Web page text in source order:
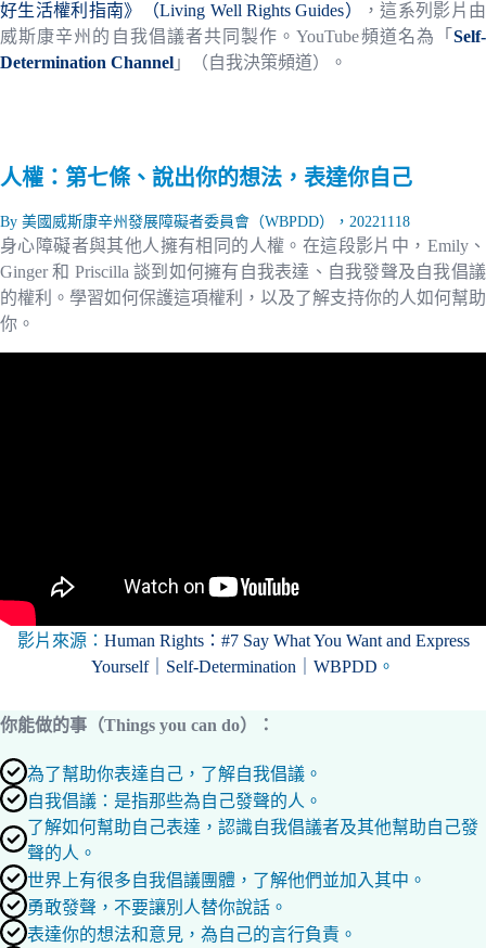
好生活權利指南》（Living Well Rights Guides）
，這系列影片由
威斯康辛州的自我倡議者共同製作。YouTube頻道名為「 Self-
Determination Channel 」（自我決策頻道）。
人權：第七條、說出你的想法，表達你自己
By 美國威斯康辛州發展障礙者委員會（WBPDD），20221118
身心障礙者與其他人擁有相同的人權。在這段影片中，Emily、
Ginger 和 Priscilla 談到如何擁有自我表達、自我發聲及自我倡議
的權利。學習如何保護這項權利，以及了解支持你的人如何幫助
你。
影片來源： Human Rights：#7 Say What You Want and Express
Yourself｜Self-Determination｜WBPDD 。
你能做的事（Things you can do）：
為了幫助你表達自己，了解自我倡議。
自我倡議：是指那些為自己發聲的人。
了解如何幫助自己表達，認識自我倡議者及其他幫助自己發
聲的人。
世界上有很多自我倡議團體，了解他們並加入其中。
勇敢發聲，不要讓別人替你說話。
表達你的想法和意見，為自己的言行負責。